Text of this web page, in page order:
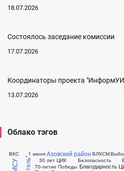
18.07.2026
Состоялось заседание комиссии
17.07.2026
Координаторы проекта
13.07.2026
Облако тэгов
1 июня
30 лет ЦИК
70-летие Победы
Азовский район
Безопасность
Благодарность
ВКС ВЛКСМ